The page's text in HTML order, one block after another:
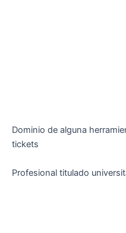
Dominio de alguna
tickets
Profesional titulado